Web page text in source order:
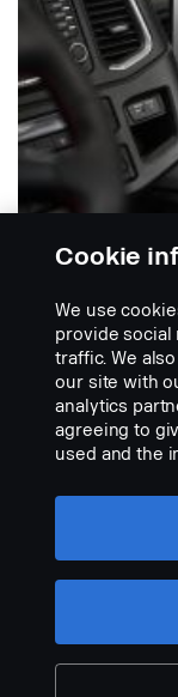
Scania
verschiedene
PRODUKT
Dometic-
der...
Cookie
We use
provide social
traffic. We
our site with
analytics
agreeing to
used and the
settings” and
accept. For a